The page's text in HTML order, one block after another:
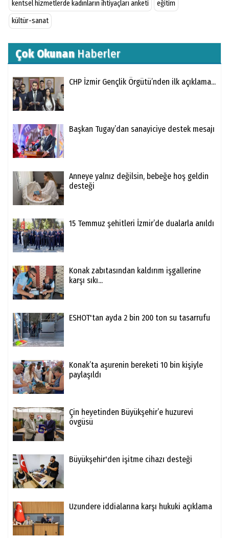
kentsel hizmetlerde kadınların i̇htiyaçları anketi
eğitim
kültür-sanat
Çok OkunanHaberler
CHP İzmir Gençlik Örgütü’nden ilk açıklama...
Başkan Tugay’dan sanayiciye destek mesajı
Anneye yalnız değilsin, bebeğe hoş geldin
desteği
15 Temmuz şehitleri İzmir’de dualarla anıldı
Konak zabıtasından kaldırım işgallerine
karşı sıkı...
ESHOT'tan ayda 2 bin 200 ton su tasarrufu
Konak’ta aşurenin bereketi 10 bin kişiyle
paylaşıldı
Çin heyetinden Büyükşehir’e huzurevi
övgüsü
Büyükşehir'den işitme cihazı desteği
Uzundere iddialarına karşı hukuki açıklama